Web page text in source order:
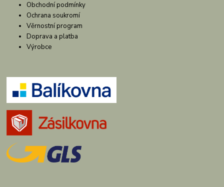
Obchodní podmínky
Ochrana soukromí
Věrnostní program
Doprava a platba
Výrobce